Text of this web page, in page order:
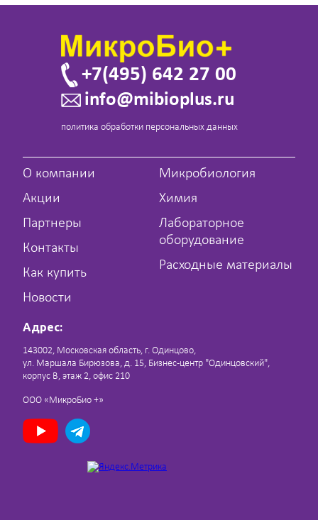
+7(495) 642 27 00
info@mibioplus.ru
политика обработки персональных данных
О компании
Акции
Партнеры
Контакты
Как купить
Новости
Микробиология
Химия
Лабораторное
оборудование
Расходные материалы
Адрес:
143002, Московская область, г. Одинцово,
ул. Маршала Бирюзова, д. 15, Бизнес-центр "Одинцовский",
корпус В, этаж 2, офис 210
ООО «МикроБио +»